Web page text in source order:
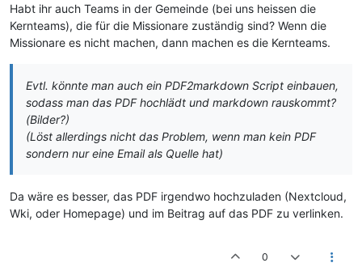
Habt ihr auch Teams in der Gemeinde (bei uns heissen die
Kernteams), die für die Missionare zuständig sind? Wenn die
Missionare es nicht machen, dann machen es die Kernteams.
Evtl. könnte man auch ein PDF2markdown Script einbauen,
sodass man das PDF hochlädt und markdown rauskommt?
(Bilder?)
(Löst allerdings nicht das Problem, wenn man kein PDF
sondern nur eine Email als Quelle hat)
Da wäre es besser, das PDF irgendwo hochzuladen (Nextcloud,
Wki, oder Homepage) und im Beitrag auf das PDF zu verlinken.
0